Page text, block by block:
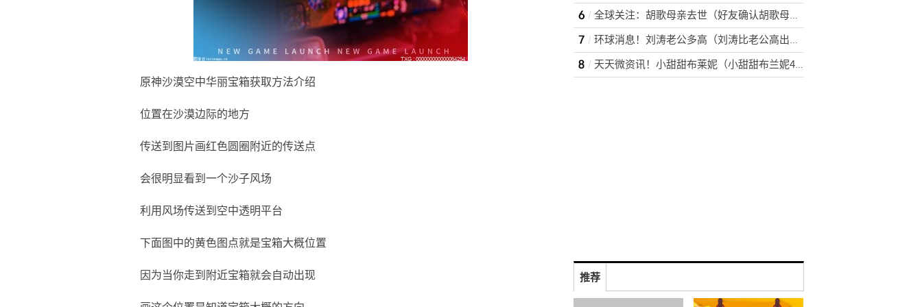
原神沙漠空中华丽宝箱获取方法介绍
位置在沙漠边际的地方
传送到图片画红色圆圈附近的传送点
会很明显看到一个沙子风场
利用风场传送到空中透明平台
下面图中的黄色图点就是宝箱大概位置
因为当你走到附近宝箱就会自动出现
全球关注：胡歌母亲去世（好友确认胡歌母亲去世消息）
环球消息！刘涛老公多高（刘涛比老公高出半个头）
天天微资讯！小甜甜布莱妮（小甜甜布兰妮40岁生日）
推荐